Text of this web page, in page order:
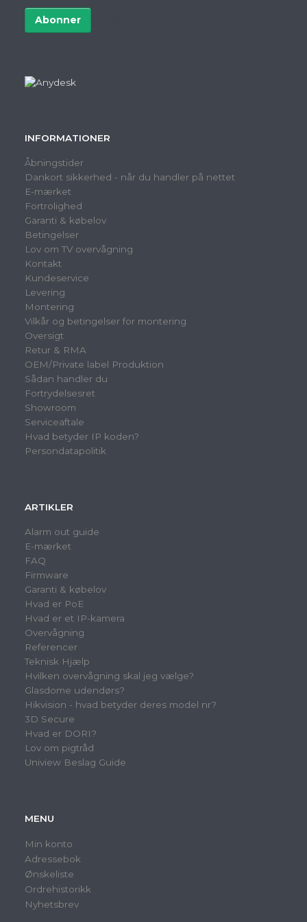
post
Abonner
INFORMATIONER
Åbningstider
Dankort sikkerhed - når du handler på nettet
E-mærket
Fortrolighed
Garanti & købelov
Betingelser
Lov om TV overvågning
Kontakt
Kundeservice
Levering
Montering
Vilkår og betingelser for montering
Oversigt
Retur & RMA
OEM/Private label Produktion
Sådan handler du
Fortrydelsesret
Showroom
Serviceaftale
Hvad betyder IP koden?
Persondatapolitik
ARTIKLER
Alarm out guide
E-mærket
FAQ
Firmware
Garanti & købelov
Hvad er PoE
Hvad er et IP-kamera
Overvågning
Referencer
Teknisk Hjælp
Hvilken overvågning skal jeg vælge?
Glasdome udendørs?
Hikvision - hvad betyder deres model nr?
3D Secure
Hvad er DORI?
Lov om pigtråd
Uniview Beslag Guide
MENU
Min konto
Adressebok
Ønskeliste
Ordrehistorikk
Nyhetsbrev